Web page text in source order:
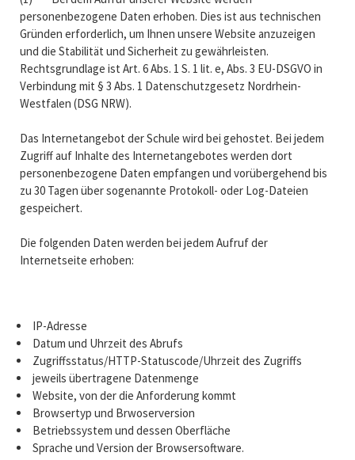
personenbezogene Daten erhoben. Dies ist aus technischen
Gründen erforderlich, um Ihnen unsere Website anzuzeigen
und die Stabilität und Sicherheit zu gewährleisten.
Rechtsgrundlage ist Art. 6 Abs. 1 S. 1 lit. e, Abs. 3 EU-DSGVO in
Verbindung mit § 3 Abs. 1 Datenschutzgesetz Nordrhein-
Westfalen (DSG NRW).
Das Internetangebot der Schule wird bei gehostet. Bei jedem
Zugriff auf Inhalte des Internetangebotes werden dort
personenbezogene Daten empfangen und vorübergehend bis
zu 30 Tagen über sogenannte Protokoll- oder Log-Dateien
gespeichert.
Die folgenden Daten werden bei jedem Aufruf der
Internetseite erhoben:
IP-Adresse
Datum und Uhrzeit des Abrufs
Zugriffsstatus/HTTP-Statuscode/Uhrzeit des Zugriffs
jeweils übertragene Datenmenge
Website, von der die Anforderung kommt
Browsertyp und Brwoserversion
Betriebssystem und dessen Oberfläche
Sprache und Version der Browsersoftware.